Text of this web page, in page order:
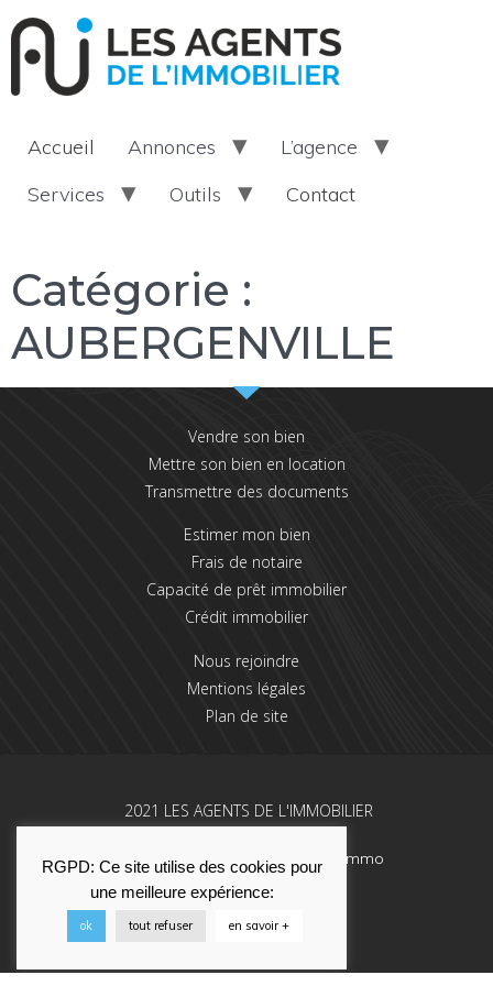
Accueil Annonces
L’agence
Services
Outils Contact
Catégorie :
AUBERGENVILLE
Vendre son bien
Mettre son bien en location
Transmettre des documents
Estimer mon bien
Frais de notaire
Capacité de prêt immobilier
Crédit immobilier
Nous rejoindre
Mentions légales
Plan de site
2021 LES AGENTS DE L'IMMOBILIER
Une réalisation La Solution Immo
RGPD: Ce site utilise des cookies pour
une meilleure expérience:
ok tout refuser en savoir +